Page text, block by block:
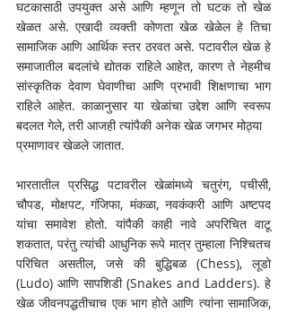
घटकासाठी उपयुक्त असे आणि म्हणून तो घटक तो खेळ
खेळत असे. एखादी व्यक्ती कोणता खेळ खेळेल हे तिचा
सामाजिक आणि आर्थिक स्तर ठरवत असे. पटावरील खेळ हे
समाजातील बदलांचे द्योतक राहिले आहेत, कारण ते नेहमीच
सांस्कृतिक देवाण घेवाणीचा आणि प्रभावी शिक्षणाचा भाग
राहिले आहेत. काळानुसार या खेळांचा उद्देश आणि स्वरूप
बदलत गेले, तरी आजही त्यांपैकी अनेक खेळ जगभर मोठ्या
प्रमाणावर खेळले जातात.
भारतातील प्रसिद्ध पटावरील खेळांमध्ये चतुरंग, पचीसी,
चौपड, मोक्षपट, गंजिफा, मंकळा, नवकंकरी आणि अष्टपद
यांचा समावेश होतो. यांपैकी काही नावे अपरिचित वाटू
शकतात, परंतु त्यांची आधुनिक रूपे मात्र तुम्हाला निश्चितच
परिचित असतील, जसे की बुद्धिबळ (Chess), लूडो
(Ludo) आणि सापशिडी (Snakes and Ladders). हे
खेळ जीवनपद्धतीचाच एक भाग होते आणि त्यांना सामाजिक,